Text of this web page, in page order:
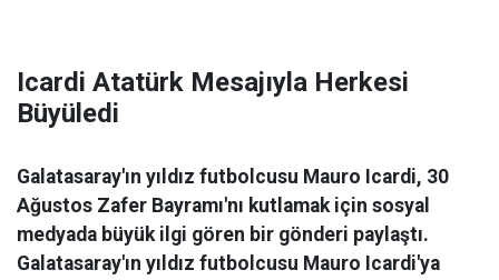
Icardi Atatürk Mesajıyla Herkesi
Büyüledi
Galatasaray'ın yıldız futbolcusu Mauro Icardi, 30
Ağustos Zafer Bayramı'nı kutlamak için sosyal
medyada büyük ilgi gören bir gönderi paylaştı.
Galatasaray'ın yıldız futbolcusu Mauro Icardi'ya